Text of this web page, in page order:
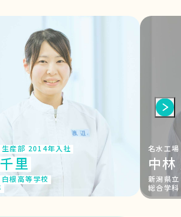
産部 2014年入社
里
根高等学校
名水工
中
新潟県
総合学